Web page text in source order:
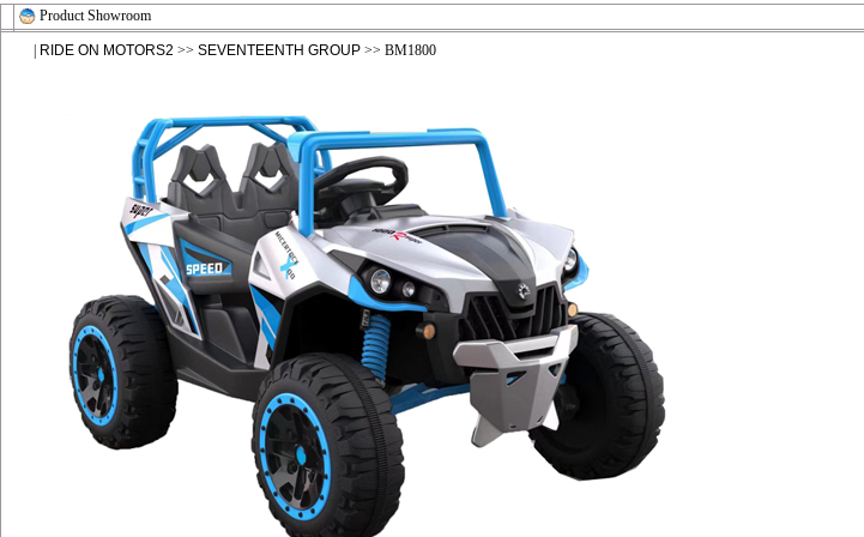
Product Showroom
RIDE ON MOTORS2 >> SEVENTEENTH GROUP >> BM1800